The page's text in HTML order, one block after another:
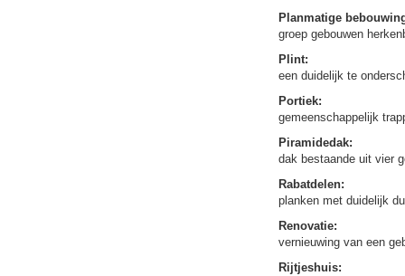
Planmatige
groep gebouwen
Plint:
een duidelijk te
Portiek:
gemeenschappelijk
Piramidedak:
dak bestaande uit vier
Rabatdelen:
planken met duidelijk
Renovatie:
vernieuwing van een
Rijtjeshuis: